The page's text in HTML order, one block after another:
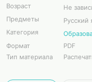
Возраст
Не
Предметы
Русский
Категория
Формат
PDF
Тип материала